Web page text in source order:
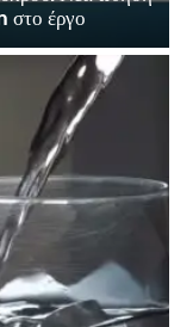
στο έργο